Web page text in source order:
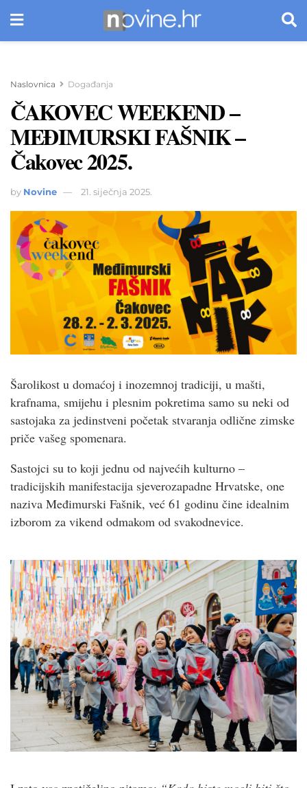
Naslovnica Događanja
ČAKOVEC WEEKEND –
MEĐIMURSKI FAŠNIK –
Čakovec 2025.
by Novine 21. siječnja 2025.
Šarolikost u domaćoj i inozemnoj tradiciji, u mašti,
krafnama, smijehu i plesnim pokretima samo su neki od
sastojaka za jedinstveni početak stvaranja odlične zimske
priče vašeg spomenara.
Sastojci su to koji jednu od najvećih kulturno –
tradicijskih manifestacija sjeverozapadne Hrvatske, one
naziva Međimurski Fašnik, već 61 godinu čine idealnim
izborom za vikend odmakom od svakodnevice.